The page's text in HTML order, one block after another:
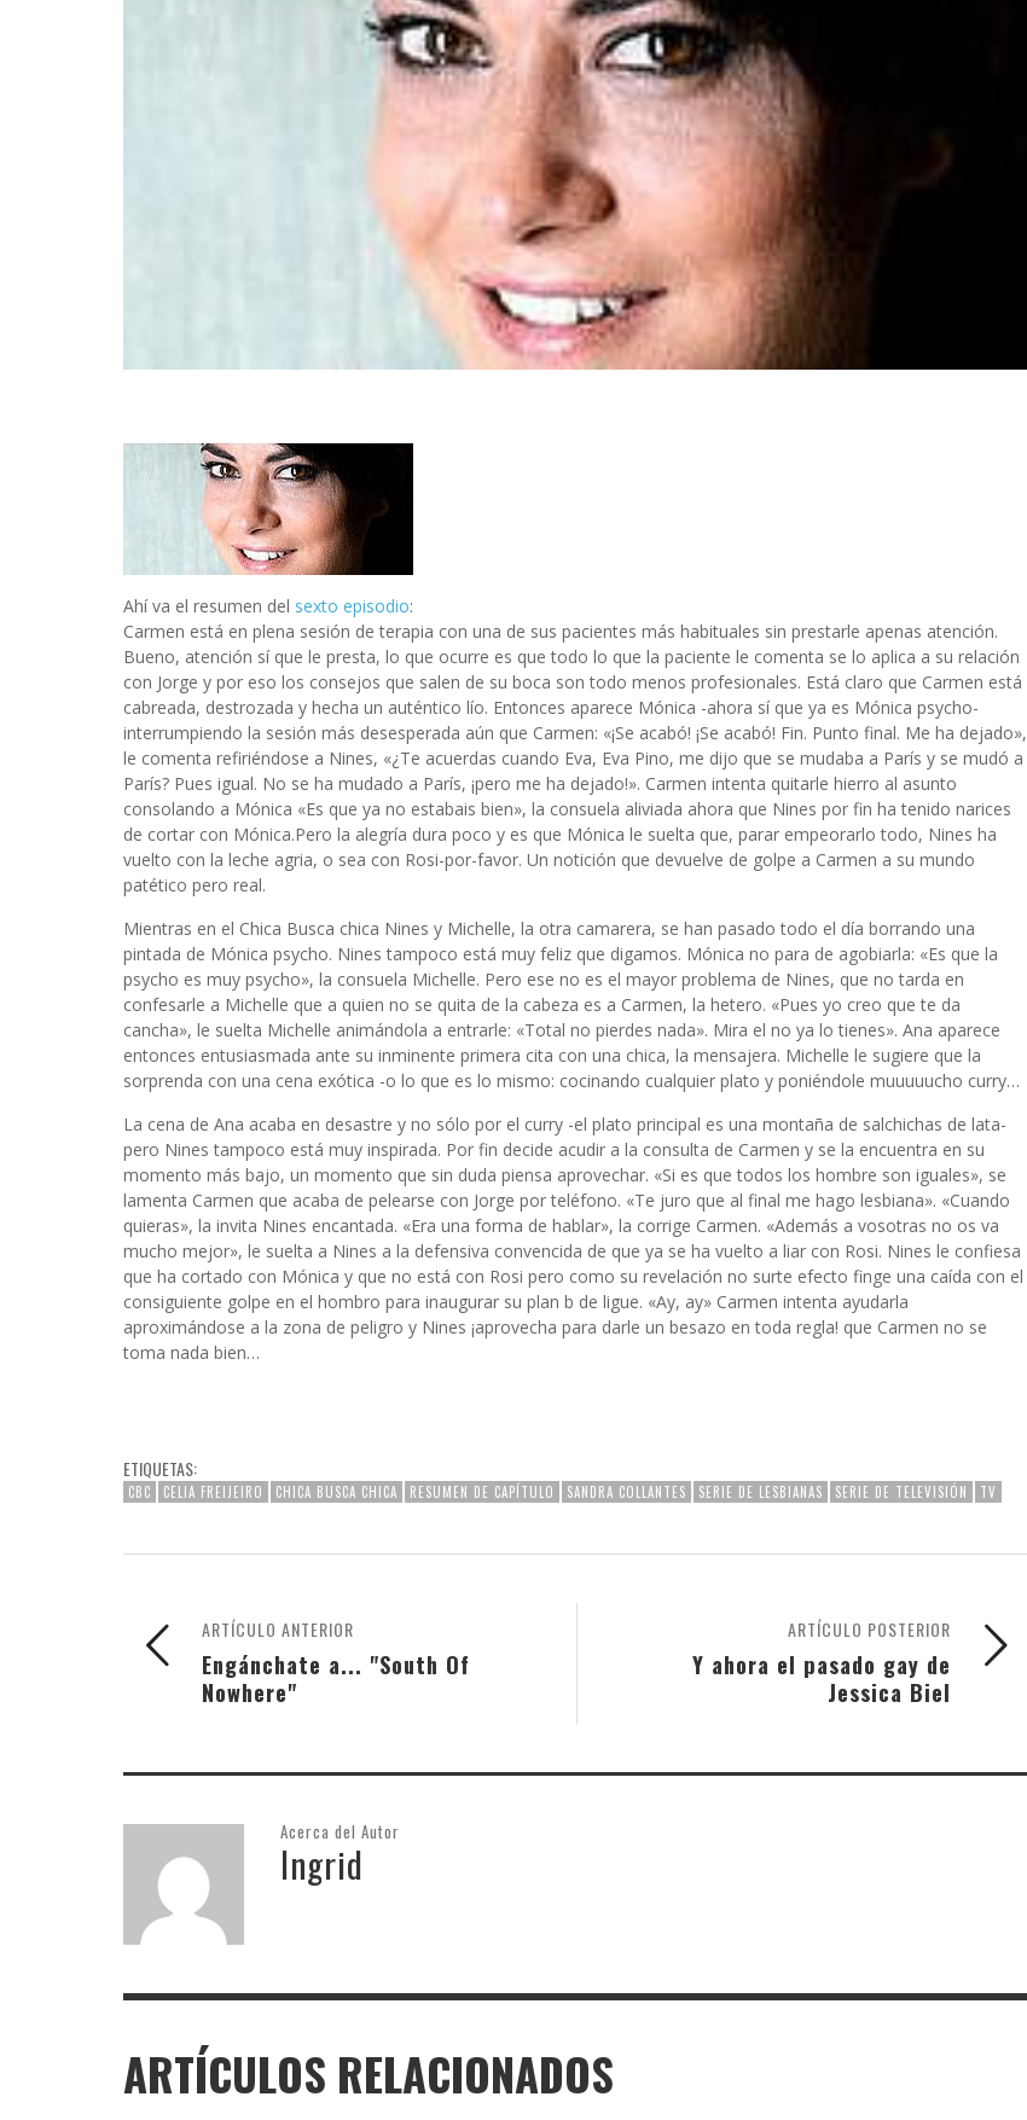
Ahí va el resumen del sexto episodio:
Carmen está en plena sesión de terapia con una de sus pacientes más habituales sin prestarle apenas atención.
Bueno, atención sí que le presta, lo que ocurre es que todo lo que la paciente le comenta se lo aplica a su relación
con Jorge y por eso los consejos que salen de su boca son todo menos profesionales. Está claro que Carmen está
cabreada, destrozada y hecha un auténtico lío. Entonces aparece Mónica -ahora sí que ya es Mónica psycho-
interrumpiendo la sesión más desesperada aún que Carmen: «¡Se acabó! ¡Se acabó! Fin. Punto final. Me ha dejado»,
le comenta refiriéndose a Nines, «¿Te acuerdas cuando Eva, Eva Pino, me dijo que se mudaba a París y se mudó a
París? Pues igual. No se ha mudado a París, ¡pero me ha dejado!». Carmen intenta quitarle hierro al asunto
consolando a Mónica «Es que ya no estabais bien», la consuela aliviada ahora que Nines por fin ha tenido narices
de cortar con Mónica.Pero la alegría dura poco y es que Mónica le suelta que, parar empeorarlo todo, Nines ha
vuelto con la leche agria, o sea con Rosi-por-favor. Un notición que devuelve de golpe a Carmen a su mundo
patético pero real.
Mientras en el Chica Busca chica Nines y Michelle, la otra camarera, se han pasado todo el día borrando una
pintada de Mónica psycho. Nines tampoco está muy feliz que digamos. Mónica no para de agobiarla: «Es que la
psycho es muy psycho», la consuela Michelle. Pero ese no es el mayor problema de Nines, que no tarda en
confesarle a Michelle que a quien no se quita de la cabeza es a Carmen, la hetero. «Pues yo creo que te da
cancha», le suelta Michelle animándola a entrarle: «Total no pierdes nada». Mira el no ya lo tienes». Ana aparece
entonces entusiasmada ante su inminente primera cita con una chica, la mensajera. Michelle le sugiere que la
sorprenda con una cena exótica -o lo que es lo mismo: cocinando cualquier plato y poniéndole muuuuucho curry…
La cena de Ana acaba en desastre y no sólo por el curry -el plato principal es una montaña de salchichas de lata-
pero Nines tampoco está muy inspirada. Por fin decide acudir a la consulta de Carmen y se la encuentra en su
momento más bajo, un momento que sin duda piensa aprovechar. «Si es que todos los hombre son iguales», se
lamenta Carmen que acaba de pelearse con Jorge por teléfono. «Te juro que al final me hago lesbiana». «Cuando
quieras», la invita Nines encantada. «Era una forma de hablar», la corrige Carmen. «Además a vosotras no os va
mucho mejor», le suelta a Nines a la defensiva convencida de que ya se ha vuelto a liar con Rosi. Nines le confiesa
que ha cortado con Mónica y que no está con Rosi pero como su revelación no surte efecto finge una caída con el
consiguiente golpe en el hombro para inaugurar su plan b de ligue. «Ay, ay» Carmen intenta ayudarla
aproximándose a la zona de peligro y Nines ¡aprovecha para darle un besazo en toda regla! que Carmen no se
toma nada bien…
ETIQUETAS:
CBC CELIA FREIJEIRO CHICA BUSCA CHICA RESUMEN DE CAPÍTULO SANDRA COLLANTES SERIE DE LESBIANAS SERIE DE TELEVISIÓN TV
ARTÍCULO POSTERIOR
Y ahora el pasado gay de
Jessica Biel
ARTÍCULO ANTERIOR
Engánchate a... "South Of
Nowhere"
Acerca del Autor
Ingrid
ARTÍCULOS RELACIONADOS